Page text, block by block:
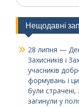
Нещодавні
28 липня —
Захисників і
учасників
формувань і
були страчені,
загинули у